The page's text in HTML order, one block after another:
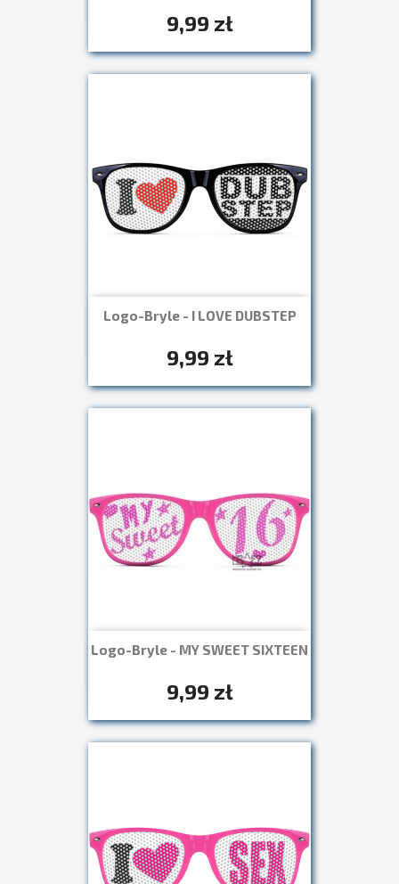
9,99 zł
Logo-Bryle - I LOVE DUBSTEP
9,99 zł
Szybki podgląd
Logo-Bryle - MY SWEET SIXTEEN
9,99 zł
Szybki podgląd